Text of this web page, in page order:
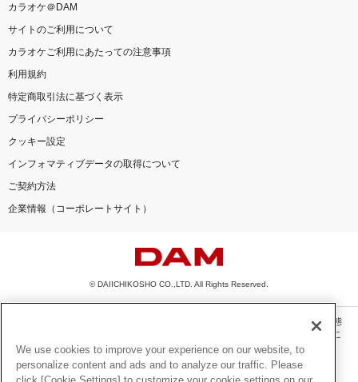
カラオケ＠DAM
サイトのご利用について
カラオケご利用にあたっての注意事項
利用規約
特定商取引法に基づく表示
プライバシーポリシー
クッキー設定
インフォマティブデータの取得について
ご契約方法
企業情報（コーポレートサイト）
© DAIICHIKOSHO CO.,LTD. All Rights Reserved.
このサイトに掲載されている一切の文章・画像・写真・動画・音声等を、手段や形態
を問わず、著作権法の定める範囲を超えて無断で複製、転載、ファイル化などするこ
とを禁じます。
楽曲及びコンテンツは、機種によりご利用いただけない場合があります。
We use cookies to improve your experience on our website, to
personalize content and ads and to analyze our traffic. Please